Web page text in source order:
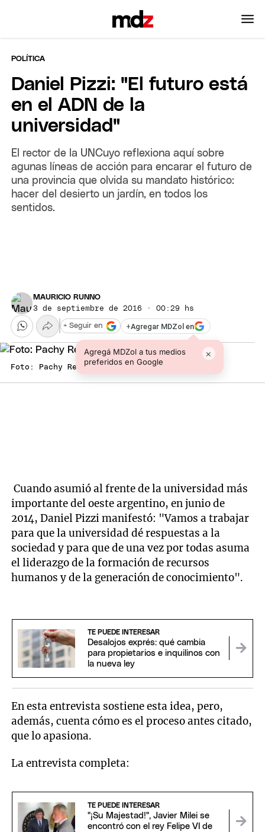
POLÍTICA
Daniel Pizzi: "El futuro está
en el ADN de la
universidad"
El rector de la UNCuyo reflexiona aquí sobre
agunas líneas de acción para encarar el futuro de
una provincia que olvida su mandato histórico:
hacer del desierto un jardín, en todos los
sentidos.
MAURICIO RUNNO
3 de septiembre de 2016 · 00:29 hs
+Agregar MDZol en
Agregá MDZol a tus medios
preferidos en Google
×
+ Seguir en
Foto: Pachy Reynoso/MDZ
Cuando asumió al frente de la universidad más
importante del oeste argentino, en junio de
2014, Daniel Pizzi manifestó: "Vamos a trabajar
para que la universidad dé respuestas a la
sociedad y para que de una vez por todas asuma
el liderazgo de la formación de recursos
humanos y de la generación de conocimiento".
TE PUEDE INTERESAR
Desalojos exprés: qué cambia
para propietarios e inquilinos con
la nueva ley
En esta entrevista sostiene esta idea, pero,
además, cuenta cómo es el proceso antes citado,
que lo apasiona.
La entrevista completa:
TE PUEDE INTERESAR
"¡Su Majestad!", Javier Milei se
encontró con el rey Felipe VI de